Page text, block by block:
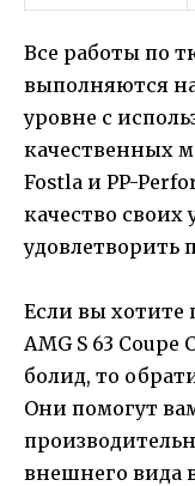
Все работы по
выполняются
уровне с
качественных
Fostla и PP-
качество своих
удовлетворить
Если вы хотите
AMG S 63
болид, то
Они помогут
внешнего вида